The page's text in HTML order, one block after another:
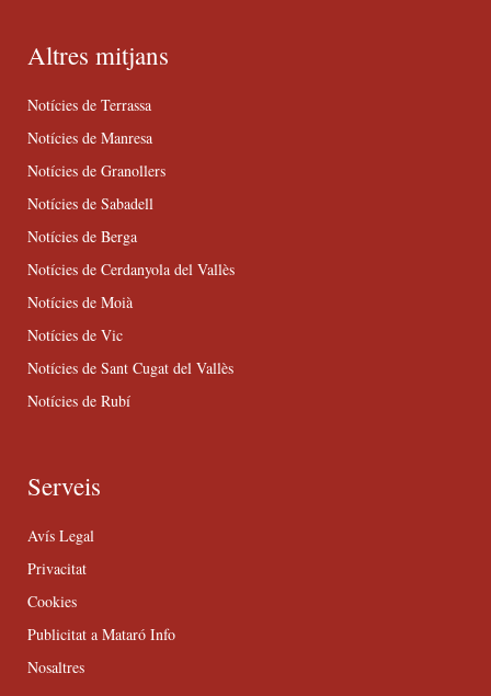
Altres mitjans
Notícies de Terrassa
Notícies de Manresa
Notícies de Granollers
Notícies de Sabadell
Notícies de Berga
Notícies de Cerdanyola del Vallès
Notícies de Moià
Notícies de Vic
Notícies de Sant Cugat del Vallès
Notícies de Rubí
Serveis
Avís Legal
Privacitat
Cookies
Publicitat a Mataró Info
Nosaltres